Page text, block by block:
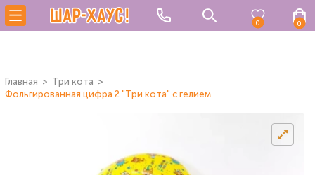
0 0
Главная
Три кота
Фольгированная цифра 2 "Три кота" с гелием